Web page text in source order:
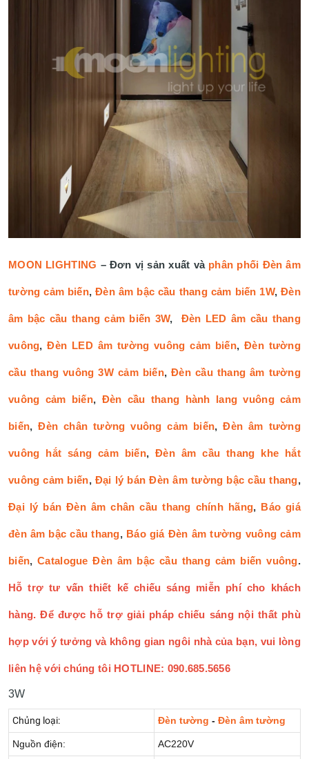
MOON LIGHTING – Đơn vị sản xuất và phân phối Đèn âm
tường cảm biến,Đèn âm bậc cầu thang cảm biến 1W,Đèn
âm bậc cầu thang cảm biến 3W, Đèn LED âm cầu thang
vuông,Đèn LED âm tường vuông cảm biến,Đèn tường
cầu thang vuông 3W cảm biến,Đèn cầu thang âm tường
vuông cảm biến, Đèn cầu thang hành lang vuông cảm
biến,Đèn chân tường vuông cảm biến,Đèn âm tường
vuông hắt sáng cảm biến,Đèn âm cầu thang khe hắt
vuông cảm biến, Đại lý bán Đèn âm tường bậc cầu thang,
Đại lý bán Đèn âm chân cầu thang chính hãng, Báo giá
đèn âm bậc cầu thang, Báo giá Đèn âm tường vuông cảm
biến,Catalogue Đèn âm bậc cầu thang cảm biến vuông.
Hỗ trợ tư vấn thiết kế chiếu sáng miễn phí cho khách
hàng. Để được hỗ trợ giải pháp chiếu sáng nội thất phù
hợp với ý tưởng và không gian ngôi nhà của bạn, vui lòng
liên hệ với chúng tôi HOTLINE: 090.685.5656
3W
Chủng loại: Đèn tường - Đèn âm tường
Nguồn điện: AC220V